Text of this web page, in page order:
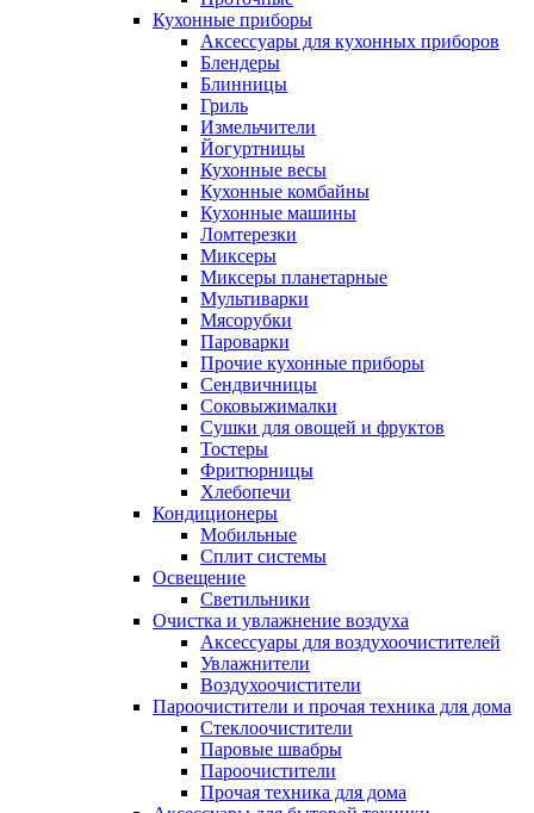
Кухонные приборы
Аксессуары для кухонных приборов
Блендеры
Блинницы
Гриль
Измельчители
Йогуртницы
Кухонные весы
Кухонные комбайны
Кухонные машины
Ломтерезки
Миксеры
Миксеры планетарные
Мультиварки
Мясорубки
Пароварки
Прочие кухонные приборы
Сендвичницы
Соковыжималки
Сушки для овощей и фруктов
Тостеры
Фритюрницы
Хлебопечи
Кондиционеры
Мобильные
Сплит системы
Освещение
Светильники
Очистка и увлажнение воздуха
Аксессуары для воздухоочистителей
Увлажнители
Воздухоочистители
Пароочистители и прочая техника для дома
Стеклоочистители
Паровые швабры
Пароочистители
Прочая техника для дома